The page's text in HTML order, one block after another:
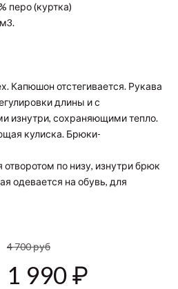
перо (куртка)
Капюшон отстегивается. Рукава
длины и с
изнутри, сохраняющими тепло.
кулиска. Брюки-
по низу, изнутри брюк
одевается на обувь, для
4 700руб
1 990₽